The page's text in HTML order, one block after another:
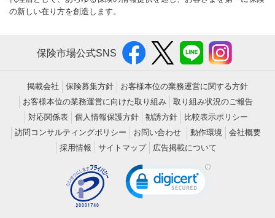
の新しい在り方を創造します。
保険市場公式SNS
掲載会社 保険募集方針
お客様本位の業務運営に関する方針
お客様本位の業務運営に向けた取り組み
取り組み状況のご報告
対応関係表
個人情報保護方針 勧誘方針
比較表示ポリシー
訪問コンサルティングポリシー
お問い合わせ 動作環境
会社概要
採用情報
サイトマップ 広告掲載について